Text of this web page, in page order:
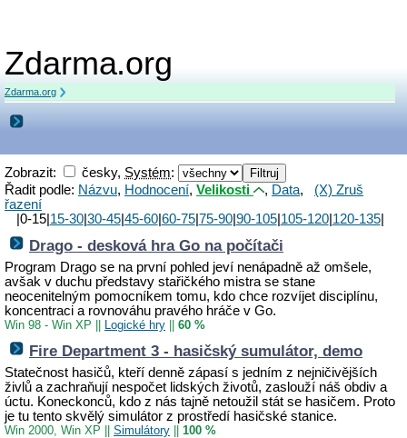
Zdarma.org
Zdarma.org
Zobrazit: česky, Systém:
Řadit podle: Názvu, Hodnocení, Velikosti , Data, (X) Zruš
řazení
|0-15| 15-30| 30-45| 45-60| 60-75| 75-90| 90-105| 105-120| 120-135|
Drago - desková hra Go na počítači
Program Drago se na první pohled jeví nenápadně až omšele,
avšak v duchu představy stařičkého mistra se stane
neocenitelným pomocníkem tomu, kdo chce rozvíjet disciplínu,
koncentraci a rovnováhu pravého hráče v Go.
Win 98 - Win XP Logické hry 60 %
Fire Department 3 - hasičský sumulátor, demo
Statečnost hasičů, kteří denně zápasí s jedním z nejničivějších
živlů a zachraňují nespočet lidských životů, zaslouží náš obdiv a
úctu. Koneckonců, kdo z nás tajně netoužil stát se hasičem. Proto
je tu tento skvělý simulátor z prostředí hasičské stanice.
Win 2000, Win XP Simulátory 100 %